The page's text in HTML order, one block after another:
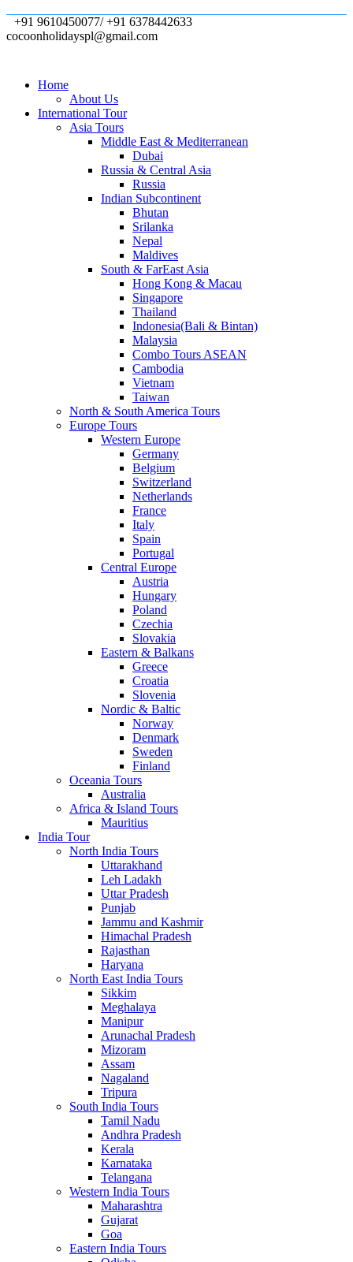
+91 9610450077/ +91 6378442633
cocoonholidayspl@gmail.com
Home
About Us
International Tour
Asia Tours
Middle East & Mediterranean
Dubai
Russia & Central Asia
Russia
Indian Subcontinent
Bhutan
Srilanka
Nepal
Maldives
South & FarEast Asia
Hong Kong & Macau
Singapore
Thailand
Indonesia(Bali & Bintan)
Malaysia
Combo Tours ASEAN
Cambodia
Vietnam
Taiwan
North & South America Tours
Europe Tours
Western Europe
Germany
Belgium
Switzerland
Netherlands
France
Italy
Spain
Portugal
Central Europe
Austria
Hungary
Poland
Czechia
Slovakia
Eastern & Balkans
Greece
Croatia
Slovenia
Nordic & Baltic
Norway
Denmark
Sweden
Finland
Oceania Tours
Australia
Africa & Island Tours
Mauritius
India Tour
North India Tours
Uttarakhand
Leh Ladakh
Uttar Pradesh
Punjab
Jammu and Kashmir
Himachal Pradesh
Rajasthan
Haryana
North East India Tours
Sikkim
Meghalaya
Manipur
Arunachal Pradesh
Mizoram
Assam
Nagaland
Tripura
South India Tours
Tamil Nadu
Andhra Pradesh
Kerala
Karnataka
Telangana
Western India Tours
Maharashtra
Gujarat
Goa
Eastern India Tours